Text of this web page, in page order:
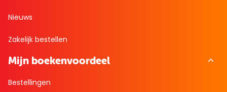
Nieuws
Zakelijk bestellen
Mijn boekenvoordeel
Bestellingen